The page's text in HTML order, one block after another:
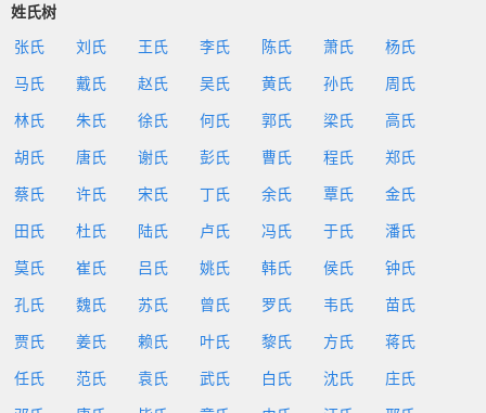
姓氏树
张氏 刘氏 王氏 李氏 陈氏 萧氏 杨氏
马氏 戴氏 赵氏 吴氏 黄氏 孙氏 周氏
林氏 朱氏 徐氏 何氏 郭氏 梁氏 高氏
胡氏 唐氏 谢氏 彭氏 曹氏 程氏 郑氏
蔡氏 许氏 宋氏 丁氏 余氏 覃氏 金氏
田氏 杜氏 陆氏 卢氏 冯氏 于氏 潘氏
莫氏 崔氏 吕氏 姚氏 韩氏 侯氏 钟氏
孔氏 魏氏 苏氏 曾氏 罗氏 韦氏 苗氏
贾氏 姜氏 赖氏 叶氏 黎氏 方氏 蒋氏
任氏 范氏 袁氏 武氏 白氏 沈氏 庄氏